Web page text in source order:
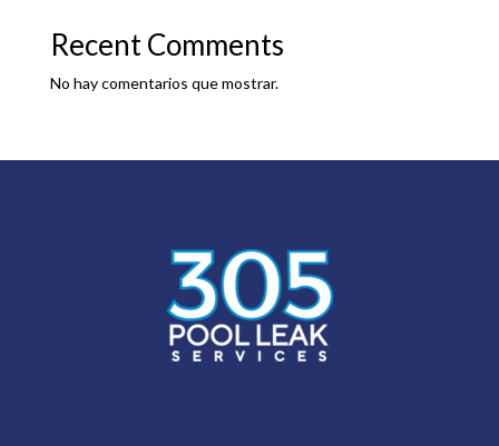
Recent Comments
No hay comentarios que mostrar.